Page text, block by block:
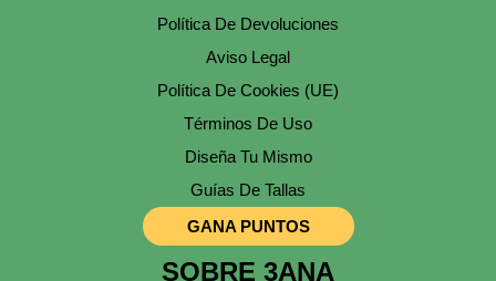
Política De Devoluciones
Aviso Legal
Política De Cookies (UE)
Términos De Uso
Diseña Tu Mismo
Guías De Tallas
GANA PUNTOS
SOBRE 3ANA